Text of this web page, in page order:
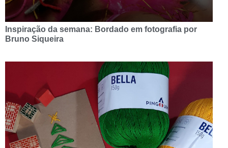
Inspiração da semana: Bordado em fotografia por
Bruno Siqueira